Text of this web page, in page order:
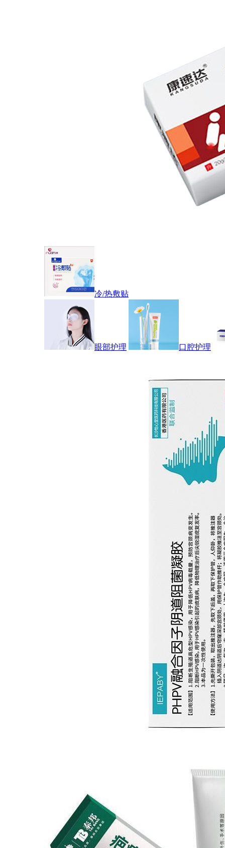
冷/热敷贴
眼部护理 口腔护理